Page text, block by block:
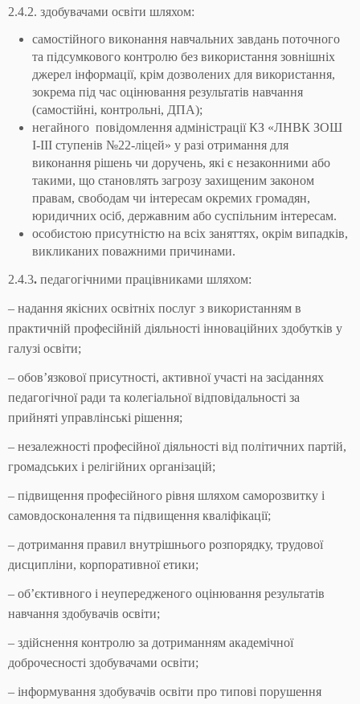
2.4.2. здобувачами освіти шляхом:
самостійного виконання навчальних завдань поточного
та підсумкового контролю без використання зовнішніх
джерел інформації, крім дозволених для використання,
зокрема під час оцінювання результатів навчання
(самостійні, контрольні, ДПА);
негайного повідомлення адміністрації КЗ «ЛНВК ЗОШ
І-ІІІ ступенів №22-ліцей» у разі отримання для
виконання рішень чи доручень, які є незаконними або
такими, що становлять загрозу захищеним законом
правам, свободам чи інтересам окремих громадян,
юридичних осіб, державним або суспільним інтересам.
особистою присутністю на всіх заняттях, окрім випадків,
викликаних поважними причинами.
2.4.3. педагогічними працівниками шляхом:
– надання якісних освітніх послуг з використанням в
практичній професійній діяльності інноваційних здобутків у
галузі освіти;
– обов’язкової присутності, активної участі на засіданнях
педагогічної ради та колегіальної відповідальності за
прийняті управлінські рішення;
– незалежності професійної діяльності від політичних партій,
громадських і релігійних організацій;
– підвищення професійного рівня шляхом саморозвитку і
самовдосконалення та підвищення кваліфікації;
– дотримання правил внутрішнього розпорядку, трудової
дисципліни, корпоративної етики;
– об’єктивного і неупередженого оцінювання результатів
навчання здобувачів освіти;
– здійснення контролю за дотриманням академічної
доброчесності здобувачами освіти;
– інформування здобувачів освіти про типові порушення